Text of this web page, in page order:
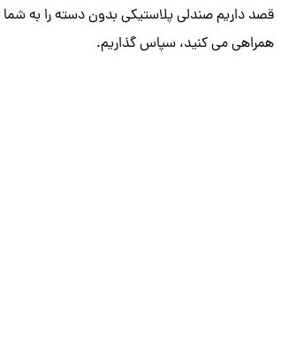
قصد داریم صندلی پلاستیکی بدون دسته را به شما
همراهی می کنید، سپاس گذاریم.